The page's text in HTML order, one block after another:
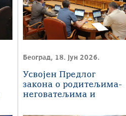
Београд, 18. јун 2026.
Усвојен Предлог
закона о родитељима-
неговатељима и